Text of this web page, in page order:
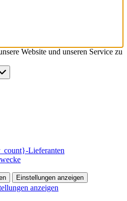
Website und unseren Service zu
Lieferanten
Einstellungen anzeigen
anzeigen